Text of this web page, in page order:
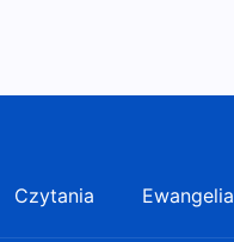
Czytania Ewangelia